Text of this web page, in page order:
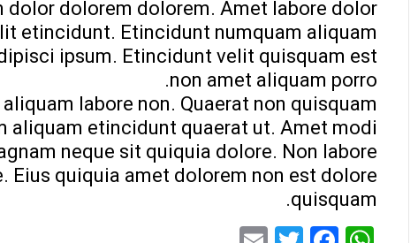
dolorem dolorem. Amet labore dolor
etincidunt. Etincidunt numquam aliquam
ipsum. Etincidunt velit quisquam est
non amet aliquam porro.
labore non. Quaerat non quisquam
aliquam etincidunt quaerat ut. Amet modi
neque sit quiquia dolore. Non labore
quiquia amet dolorem non est dolore
quisquam.